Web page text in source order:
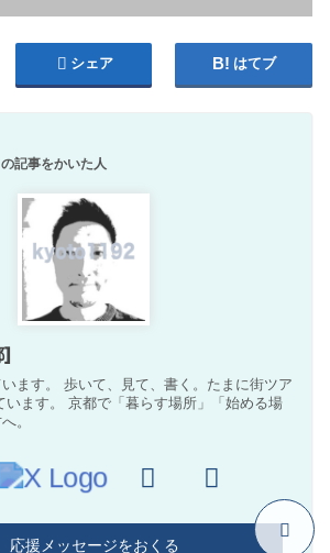
シェア はてブ
記事をかいた人
]
ます。 歩いて、見て、書く。たまに街ツア
います。 京都で「暮らす場所」「始める場
。
応援メッセージをおくる